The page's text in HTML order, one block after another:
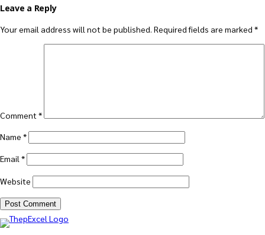
Leave a Reply
Your email address will not be published. Required fields are marked *
Comment *
Name *
Email *
Website